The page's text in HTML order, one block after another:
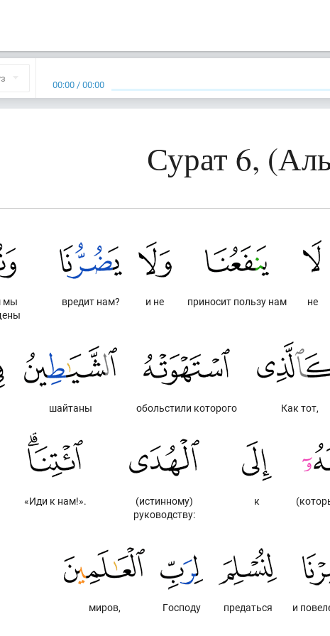
00:00 /00:00
Сурат 6,
не
приносит пользу нам
и не
вредит нам?
мы
Как тот,
обольстили которого
шайтаны
к
(истинному)
руководству:
«Иди к нам!».
и
предаться
Господу
миров,